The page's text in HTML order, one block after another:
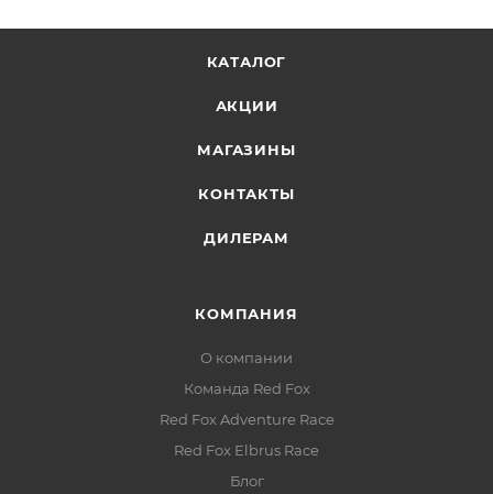
КАТАЛОГ
АКЦИИ
МАГАЗИНЫ
КОНТАКТЫ
ДИЛЕРАМ
КОМПАНИЯ
О компании
Команда Red Fox
Red Fox Adventure Race
Red Fox Elbrus Race
Блог